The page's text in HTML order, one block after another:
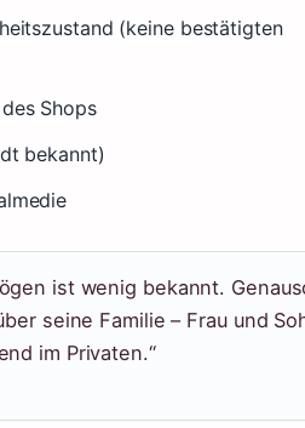
(keine bestätigten
Shops
bekannt)
ist wenig bekannt.
seine Familie – Frau und
im Privaten.“